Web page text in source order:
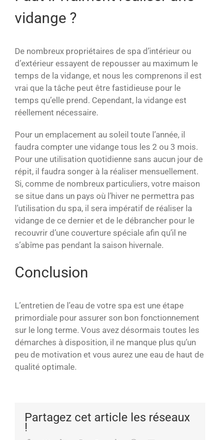
vidange ?
De nombreux propriétaires de spa d’intérieur ou
d’extérieur essayent de repousser au maximum le
temps de la vidange, et nous les comprenons il est
vrai que la tâche peut être fastidieuse pour le
temps qu’elle prend. Cependant, la vidange est
réellement nécessaire.
Pour un emplacement au soleil toute l’année, il
faudra compter une vidange tous les 2 ou 3 mois.
Pour une utilisation quotidienne sans aucun jour de
répit, il faudra songer à la réaliser mensuellement.
Si, comme de nombreux particuliers, votre maison
se situe dans un pays où l’hiver ne permettra pas
l’utilisation du spa, il sera impératif de réaliser la
vidange de ce dernier et de le débrancher pour le
recouvrir d’une couverture spéciale afin qu’il ne
s’abîme pas pendant la saison hivernale.
Conclusion
L’entretien de l’eau de votre spa est une étape
primordiale pour assurer son bon fonctionnement
sur le long terme. Vous avez désormais toutes les
démarches à disposition, il ne manque plus qu’un
peu de motivation et vous aurez une eau de haut de
qualité optimale.
Partagez cet article les réseaux
!